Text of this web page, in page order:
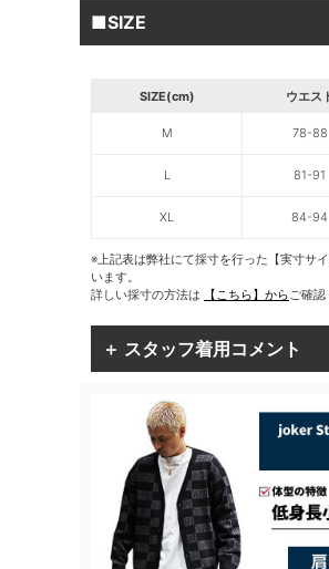
■SIZE
SIZE(cm) ウエス
M 78-88
L 81-91
XL 84-94
※上記表は弊社にて採寸を行った【実寸サ
います。
詳しい採寸の方法は
【こちら】からご確認
＋ スタッフ着用コメント